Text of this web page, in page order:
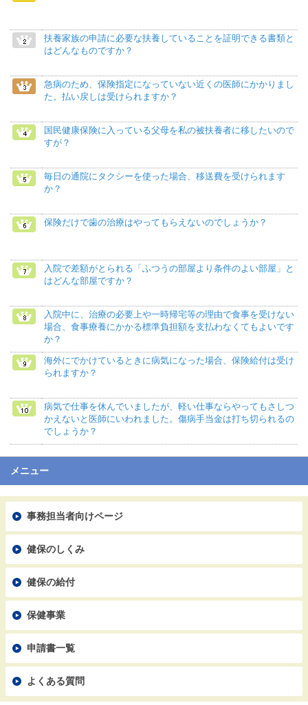
扶養家族の申請に必要な扶養していることを証明できる書類と
はどんなものですか？
急病のため、保険指定になっていない近くの医師にかかりまし
た。払い戻しは受けられますか？
国民健康保険に入っている父母を私の被扶養者に移したいので
すが？
毎日の通院にタクシーを使った場合、移送費を受けられます
か？
保険だけで歯の治療はやってもらえないのでしょうか？
入院で差額がとられる「ふつうの部屋より条件のよい部屋」と
はどんな部屋ですか？
入院中に、治療の必要上や一時帰宅等の理由で食事を受けない
場合、食事療養にかかる標準負担額を支払わなくてもよいです
か？
海外にでかけているときに病気になった場合、保険給付は受け
られますか？
病気で仕事を休んでいましたが、軽い仕事ならやってもさしつ
かえないと医師にいわれました。傷病手当金は打ち切られるの
でしょうか？
メニュー
事務担当者向けページ
健保のしくみ
健保の給付
保健事業
申請書一覧
よくある質問